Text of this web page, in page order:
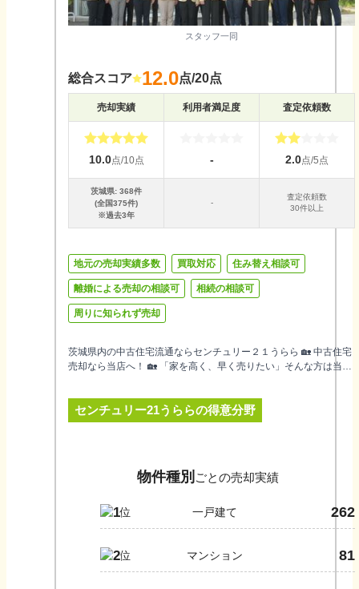
スタッフ一同
総合スコア 12.0点/20点
売却実績 利用者満足度 査定依頼数
10.0点/10点 - 2.0点/5点
茨城県: 368件
(全国375件)
※過去3年
-
査定依頼数
30件以上
地元の売却実績多数 買取対応 住み替え相談可
離婚による売却の相談可 相続の相談可
周りに知られず売却
茨城県内の中古住宅流通ならセンチュリー２１うらら 🏡 中古住宅
売却なら当店へ！ 🏡 「家を高く、早く売りたい」そんな方は当店
場データで最適な売却プランをご提案！ ✅ 手厚いサポート — 広
告・内覧・契約手続きまで安心フルサポート！ 「今の家、いくら
センチュリー21うららの得意分野
物件種別 ごとの売却実績
1 一戸建て 262
2 マンション 81